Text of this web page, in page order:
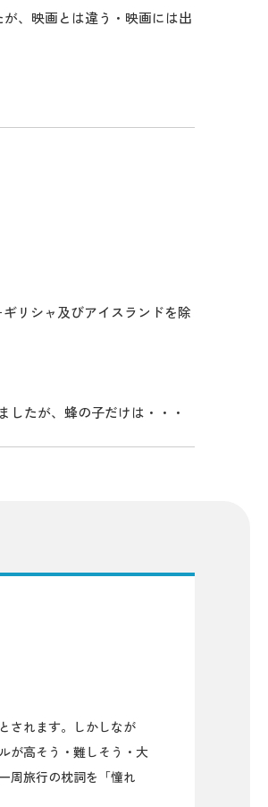
、映画とは違う・映画には出
リシャ及びアイスランドを除
たが、蜂の子だけは・・・
されます。しかしなが
が高そう・難しそう・大
周旅行の枕詞を「憧れ